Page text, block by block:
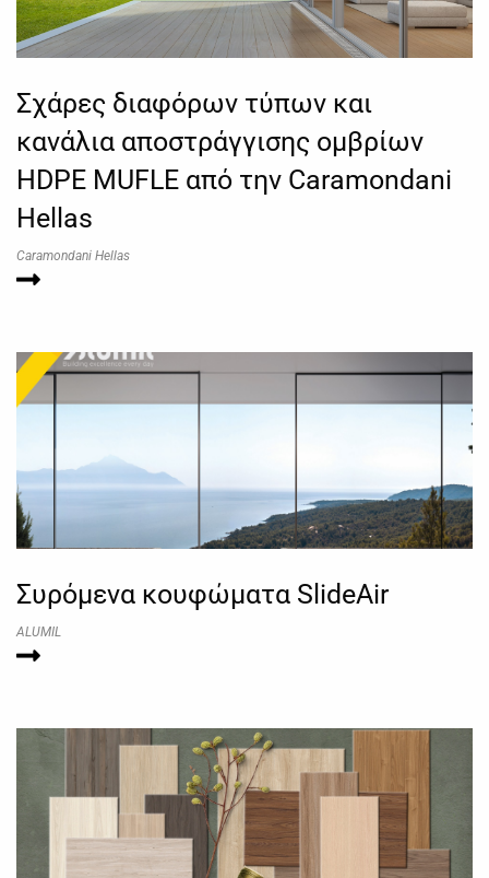
Σχάρες διαφόρων τύπων και
κανάλια αποστράγγισης ομβρίων
HDPE MUFLE από την Caramondani
Hellas
Caramondani Hellas
Συρόμενα κουφώματα SlideAir
ALUMIL